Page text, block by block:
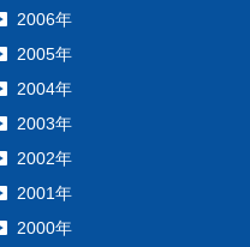
2006年
2005年
2004年
2003年
2002年
2001年
2000年